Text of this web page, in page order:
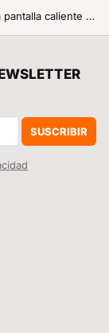
Por fin Xiaomi ha encontrado la solución a la pantalla caliente en su nuevo móvil, y es algo que queremos ver en todos los Xiaomi, Redmi y POCO que saque
Qué tienes que preguntarle a ChatGPT en tu Xiaomi para que te de las mejores respuestas
SUSCRIBIR